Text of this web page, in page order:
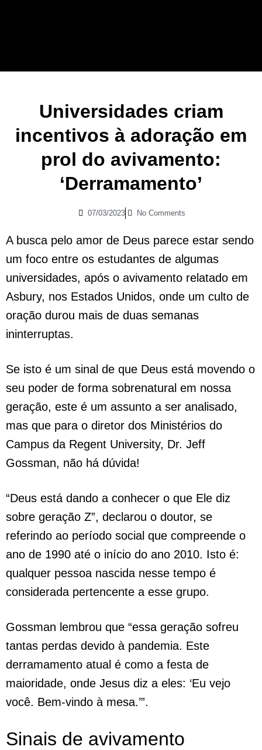
Universidades criam
incentivos à adoração em
prol do avivamento:
‘Derramamento’
07/03/2023 No Comments
A busca pelo amor de Deus parece estar sendo
um foco entre os estudantes de algumas
universidades, após o avivamento relatado em
Asbury, nos Estados Unidos, onde um culto de
oração durou mais de duas semanas
ininterruptas.
Se isto é um sinal de que Deus está movendo o
seu poder de forma sobrenatural em nossa
geração, este é um assunto a ser analisado,
mas que para o diretor dos Ministérios do
Campus da Regent University, Dr. Jeff
Gossman, não há dúvida!
“Deus está dando a conhecer o que Ele diz
sobre geração Z”, declarou o doutor, se
referindo ao período social que compreende o
ano de 1990 até o início do ano 2010. Isto é:
qualquer pessoa nascida nesse tempo é
considerada pertencente a esse grupo.
Gossman lembrou que “essa geração sofreu
tantas perdas devido à pandemia. Este
derramamento atual é como a festa de
maioridade, onde Jesus diz a eles: ‘Eu vejo
você. Bem-vindo à mesa.’”.
Sinais de avivamento